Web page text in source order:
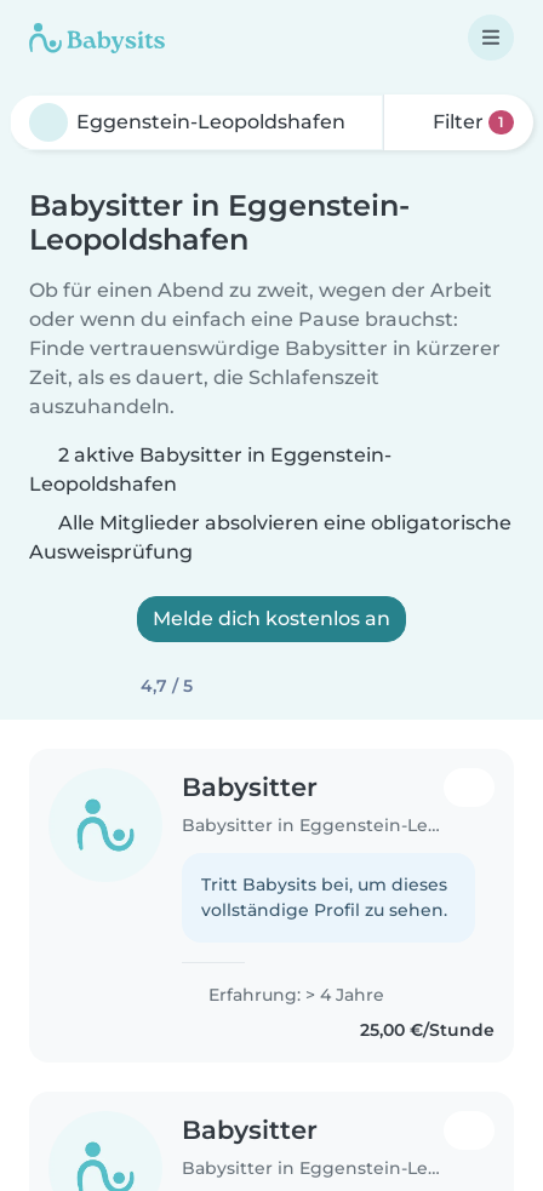
Filter 1
Babysitter in Eggenstein-
Leopoldshafen
Ob für einen Abend zu zweit, wegen der Arbeit
oder wenn du einfach eine Pause brauchst:
Finde vertrauenswürdige Babysitter in kürzerer
Zeit, als es dauert, die Schlafenszeit
auszuhandeln.
2 aktive Babysitter in Eggenstein-
Leopoldshafen
Alle Mitglieder absolvieren eine obligatorische
Ausweisprüfung
Melde dich kostenlos an
4,7 / 5
Babysitter
Babysitter in Eggenstein-Leopoldshafen
Tritt Babysits bei, um dieses
vollständige Profil zu sehen.
Erfahrung: > 4 Jahre
25,00 €/Stunde
Babysitter
Babysitter in Eggenstein-Leopoldshafen